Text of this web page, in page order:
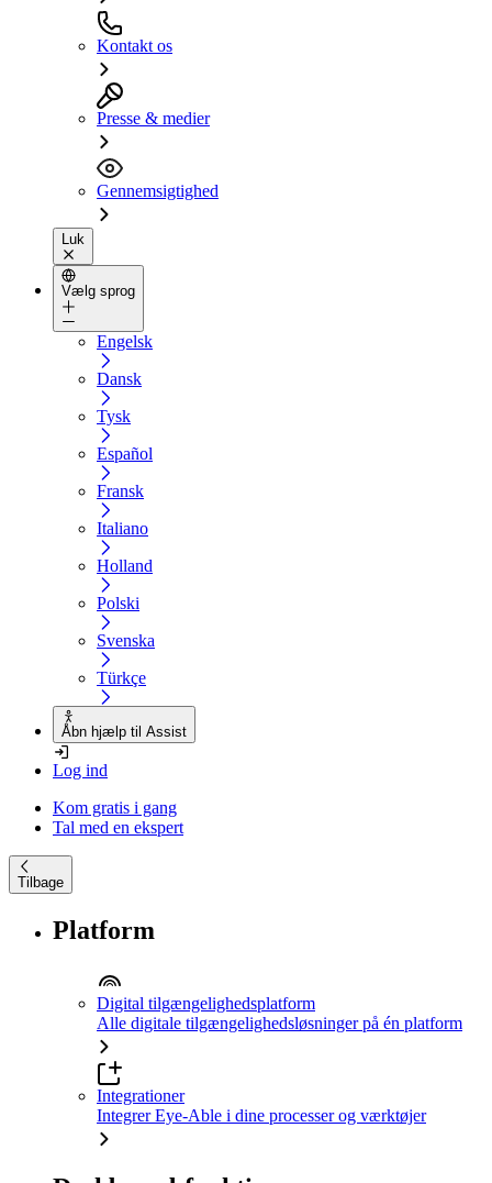
Kontakt os
Presse & medier
Gennemsigtighed
Luk
Vælg sprog
Engelsk
Dansk
Tysk
Español
Fransk
Italiano
Holland
Polski
Svenska
Türkçe
Åbn hjælp til Assist
Log ind
Kom gratis i gang
Tal med en ekspert
Tilbage
Platform
Digital tilgængelighedsplatform
Alle digitale tilgængelighedsløsninger på én platform
Integrationer
Integrer Eye-Able i dine processer og værktøjer